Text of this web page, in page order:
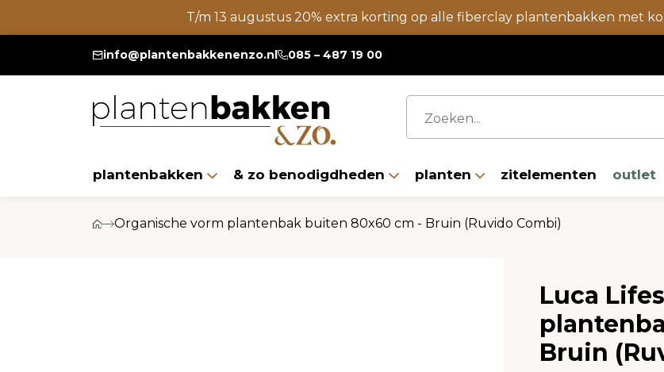
T/m 13 augustus 20% extra korting op alle fiberclay plantenbakken met
info@plantenbakkenenzo.nl 085 – 487 19 00
plantenbakken & zo benodigdheden planten zitelementen outlet
Organische vorm plantenbak buiten 80x60 cm - Bruin (Ruvido Combi)
Luca
Bruin